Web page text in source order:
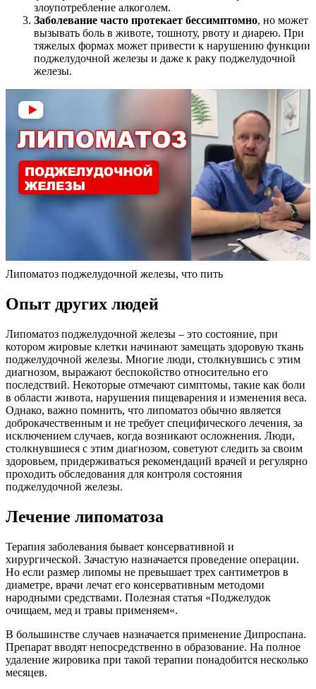
злоупотребление алкоголем.
Заболевание часто протекает бессимптомно, но может
вызывать боль в животе, тошноту, рвоту и диарею. При
тяжелых формах может привести к нарушению функции
поджелудочной железы и даже к раку поджелудочной
железы.
Липоматоз поджелудочной железы, что пить
Опыт других людей
Липоматоз поджелудочной железы – это состояние, при
котором жировые клетки начинают замещать здоровую ткань
поджелудочной железы. Многие люди, столкнувшись с этим
диагнозом, выражают беспокойство относительно его
последствий. Некоторые отмечают симптомы, такие как боли
в области живота, нарушения пищеварения и изменения веса.
Однако, важно помнить, что липоматоз обычно является
доброкачественным и не требует специфического лечения, за
исключением случаев, когда возникают осложнения. Люди,
столкнувшиеся с этим диагнозом, советуют следить за своим
здоровьем, придерживаться рекомендаций врачей и регулярно
проходить обследования для контроля состояния
поджелудочной железы.
Лечение липоматоза
Терапия заболевания бывает консервативной и
хирургической. Зачастую назначается проведение операции.
Но если размер липомы не превышает трех сантиметров в
диаметре, врачи лечат его консервативным методоми
народными средствами. Полезная статья «Поджелудок
очищаем, мед и травы применяем«.
В большинстве случаев назначается применение Дипроспана.
Препарат вводят непосредственно в образование. На полное
удаление жировика при такой терапии понадобится несколько
месяцев.